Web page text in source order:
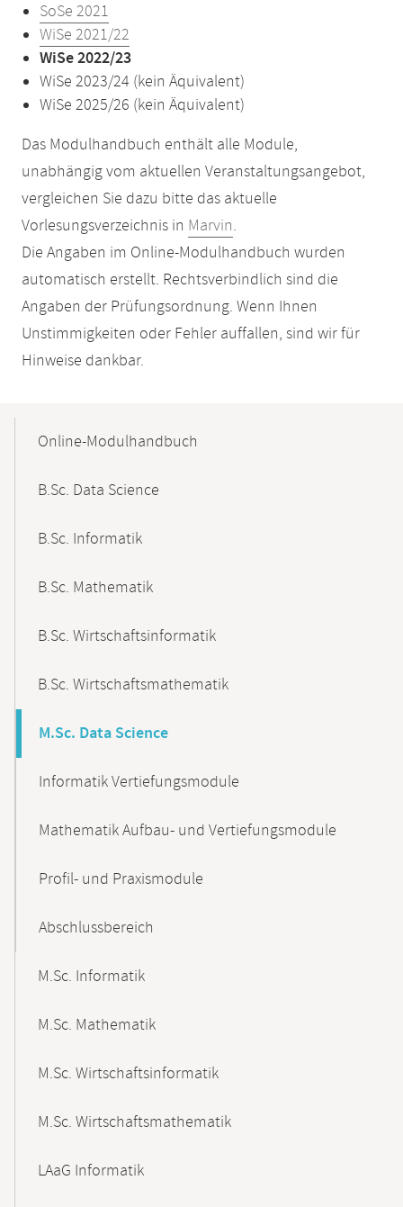
SoSe 2021
WiSe 2021/22
WiSe 2022/23
WiSe 2023/24 (kein Äquivalent)
WiSe 2025/26 (kein Äquivalent)
Das Modulhandbuch enthält alle Module,
unabhängig vom aktuellen Veranstaltungsangebot,
vergleichen Sie dazu bitte das aktuelle
Vorlesungsverzeichnis in Marvin.
Die Angaben im Online-Modulhandbuch wurden
automatisch erstellt. Rechtsverbindlich sind die
Angaben der Prüfungsordnung. Wenn Ihnen
Unstimmigkeiten oder Fehler auffallen, sind wir für
Hinweise dankbar.
NavigationOnline-Modulhandbuch
B.Sc. Data Science
B.Sc. Informatik
B.Sc. Mathematik
B.Sc. Wirtschaftsinformatik
B.Sc. Wirtschaftsmathematik
M.Sc. Data Science
Informatik Vertiefungsmodule
Mathematik Aufbau- und Vertiefungsmodule
Profil- und Praxismodule
Abschlussbereich
M.Sc. Informatik
M.Sc. Mathematik
M.Sc. Wirtschaftsinformatik
M.Sc. Wirtschaftsmathematik
LAaG Informatik